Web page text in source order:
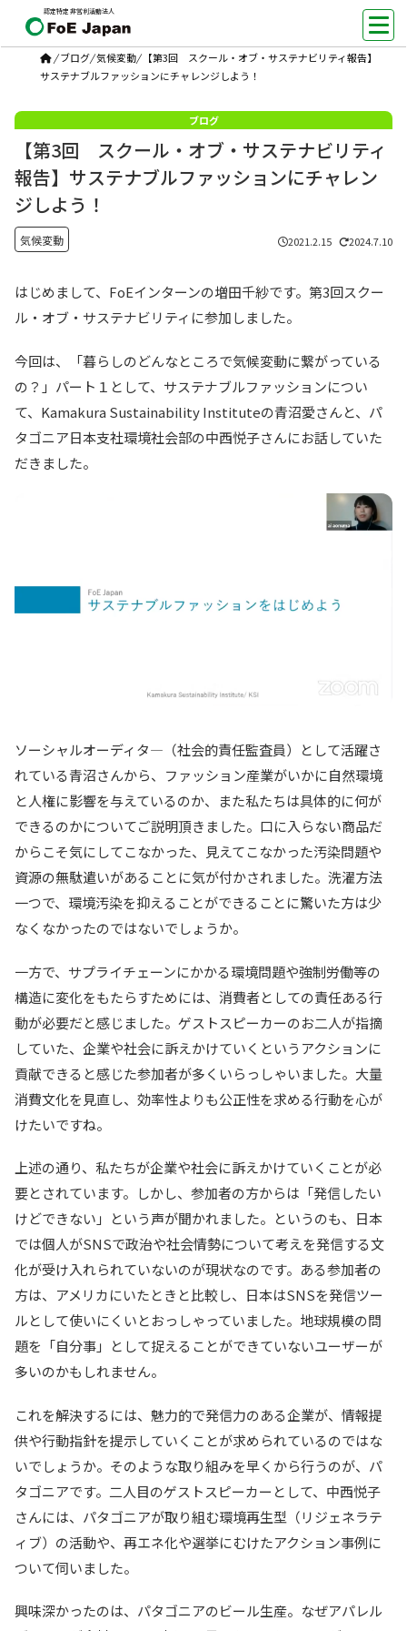
認定特定非営利活動法人
/ ブログ/気候変動/
【第3回 スクール・オブ・サステナビリティ報告】
サステナブルファッションにチャレンジしよう！
【第3回 スクール・オブ・サステナビリティ
報告】サステナブルファッションにチャレン
ジしよう！
気候変動 2021.2.15 2024.7.10
はじめまして、FoEインターンの増田千紗です。第3回スクー
ル・オブ・サステナビリティに参加しました。
今回は、「暮らしのどんなところで気候変動に繋がっている
の？」パート１として、サステナブルファッションについ
て、Kamakura Sustainability Instituteの青沼愛さんと、パ
タゴニア日本支社環境社会部の中西悦子さんにお話していた
だきました。
ソーシャルオーディタ―（社会的責任監査員）として活躍さ
れている青沼さんから、ファッション産業がいかに自然環境
と人権に影響を与えているのか、また私たちは具体的に何が
できるのかについてご説明頂きました。口に入らない商品だ
からこそ気にしてこなかった、見えてこなかった汚染問題や
資源の無駄遣いがあることに気が付かされました。洗濯方法
一つで、環境汚染を抑えることができることに驚いた方は少
なくなかったのではないでしょうか。
一方で、サプライチェーンにかかる環境問題や強制労働等の
構造に変化をもたらすためには、消費者としての責任ある行
動が必要だと感じました。ゲストスピーカーのお二人が指摘
していた、企業や社会に訴えかけていくというアクションに
貢献できると感じた参加者が多くいらっしゃいました。大量
消費文化を見直し、効率性よりも公正性を求める行動を心が
けたいですね。
上述の通り、私たちが企業や社会に訴えかけていくことが必
要とされています。しかし、参加者の方からは「発信したい
けどできない」という声が聞かれました。というのも、日本
では個人がSNSで政治や社会情勢について考えを発信する文
化が受け入れられていないのが現状なのです。ある参加者の
方は、アメリカにいたときと比較し、日本はSNSを発信ツー
ルとして使いにくいとおっしゃっていました。地球規模の問
題を「自分事」として捉えることができていないユーザーが
多いのかもしれません。
これを解決するには、魅力的で発信力のある企業が、情報提
供や行動指針を提示していくことが求められているのではな
いでしょうか。そのような取り組みを早くから行うのが、パ
タゴニアです。二人目のゲストスピーカーとして、中西悦子
さんには、パタゴニアが取り組む環境再生型（リジェネラテ
ィブ）の活動や、再エネ化や選挙にむけたアクション事例に
ついて伺いました。
興味深かったのは、パタゴニアのビール生産。なぜアパレル